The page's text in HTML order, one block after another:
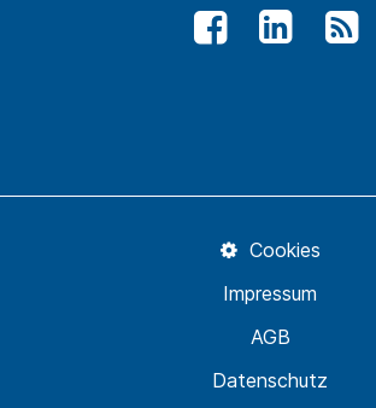
Datenschutz
AGB
Impressum
Cookies